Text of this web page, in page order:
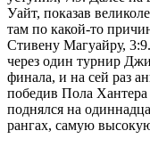
Уайт, показав
там по какой-то
Стивену Магуайру,
через один турнир
финала, и на сей раз
победив Пола Хантера
поднялся на
рангах, самую высокую